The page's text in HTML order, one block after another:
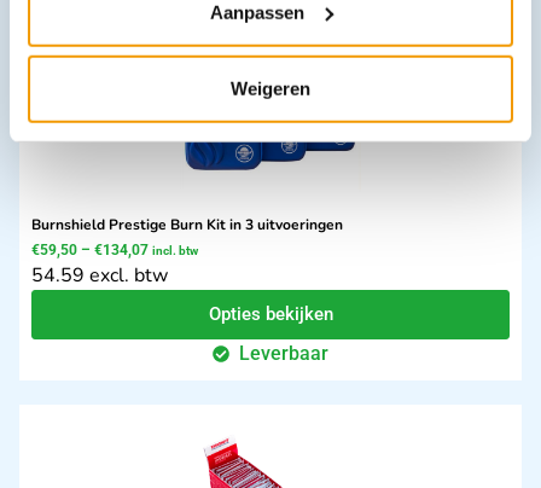
Aanpassen
Weigeren
Burnshield Prestige Burn Kit in 3 uitvoeringen
€59,50 – €134,07 incl. btw
54.59 excl. btw
Opties bekijken
Leverbaar